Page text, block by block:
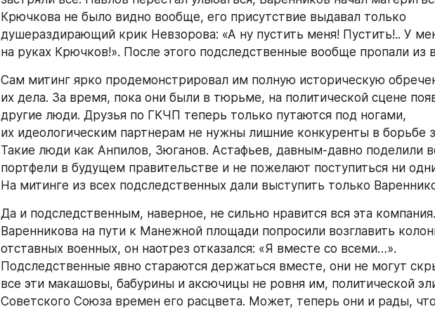
Крючкова не было видно вообще, его присутствие выдавал только
душераздирающий крик Невзорова: «А ну пустить меня! Пустить!.. У
на руках Крючков!». После этого подследственные вообще пропали из
Сам митинг ярко продемонстрировал им полную историческую
их дела. За время, пока они были в тюрьме, на политической сцене
другие люди. Друзья по ГКЧП теперь только путаются под ногами,
их идеологическим партнерам не нужны лишние конкуренты в борьбе
Такие люди как Анпилов, Зюганов. Астафьев, давным-давно поделили
портфели в будущем правительстве и не пожелают поступиться ни
На митинге из всех подследственных дали выступить только
Да и подследственным, наверное, не сильно нравится вся эта
Варенникова на пути к Манежной площади попросили возглавить
отставных военных, он наотрез отказался: «Я вместе со всеми…».
Подследственные явно стараются держаться вместе, они не могут
все эти макашовы, бабурины и аксючицы не ровня им, политической
Советского Союза времен его расцвета. Может, теперь они и рады, что